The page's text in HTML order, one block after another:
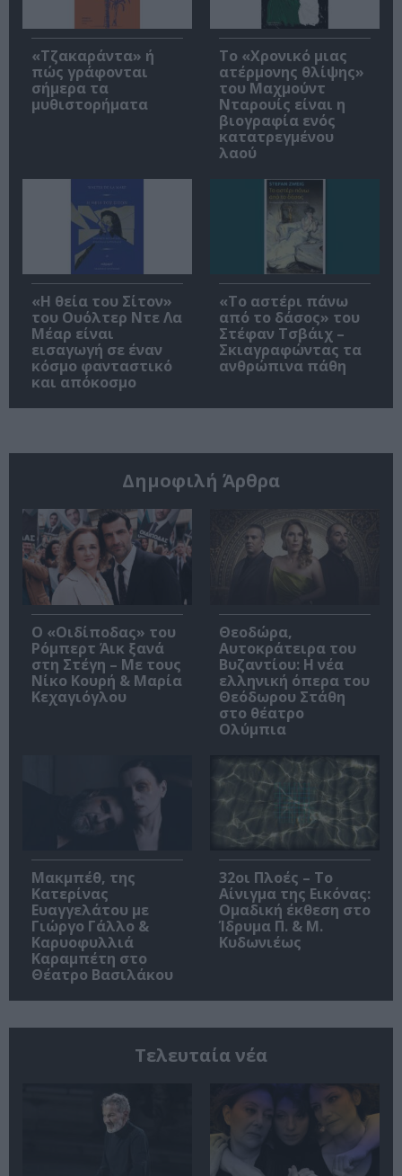
«Τζακαράντα» ή
πώς γράφονται
σήμερα τα
μυθιστορήματα
Το «Χρονικό μιας
ατέρμονης θλίψης»
του Μαχμούντ
Νταρουίς είναι η
βιογραφία ενός
κατατρεγμένου
λαού
«Η θεία του Σίτον»
του Ουόλτερ Ντε Λα
Μέαρ είναι
εισαγωγή σε έναν
κόσμο φανταστικό
και απόκοσμο
«Το αστέρι πάνω
από το δάσος» του
Στέφαν Τσβάιχ –
Σκιαγραφώντας τα
ανθρώπινα πάθη
Δημοφιλή Άρθρα
O «Οιδίποδας» του
Ρόμπερτ Άικ ξανά
στη Στέγη – Με τους
Νίκο Κουρή & Μαρία
Κεχαγιόγλου
Θεοδώρα,
Αυτοκράτειρα του
Βυζαντίου: Η νέα
ελληνική όπερα του
Θεόδωρου Στάθη
στο θέατρο
Ολύμπια
Μακμπέθ, της
Κατερίνας
Ευαγγελάτου με
Γιώργο Γάλλο &
Καρυοφυλλιά
Καραμπέτη στο
Θέατρο Βασιλάκου
32οι Πλοές – Το
Αίνιγμα της Εικόνας:
Ομαδική έκθεση στο
Ίδρυμα Π. & Μ.
Κυδωνιέως
Τελευταία νέα